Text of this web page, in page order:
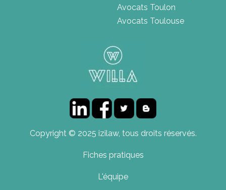
Avocats Toulon
Avocats Toulouse
Copyright © 2025 izilaw, tous droits réservés.
Fiches pratiques
L'équipe